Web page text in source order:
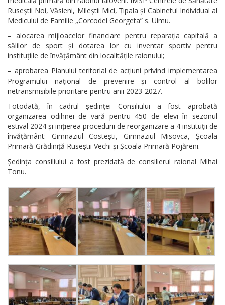
Ruseștii Noi, Văsieni, Mileștii Mici, Țipala și Cabinetul Individual al
Medicului de Familie „Corcodel Georgeta” s. Ulmu.
– alocarea mijloacelor financiare pentru reparația capitală a
sălilor de sport și dotarea lor cu inventar sportiv pentru
instituțiile de învățământ din localitățile raionului;
– aprobarea Planului teritorial de acțiuni privind implementarea
Programului național de prevenire și control al bolilor
netransmisibile prioritare pentru anii 2023-2027.
Totodată, în cadrul ședinței Consiliului a fost aprobată
organizarea odihnei de vară pentru 450 de elevi în sezonul
estival 2024 și inițierea procedurii de reorganizare a 4 instituții de
învățământ: Gimnaziul Costești, Gimnaziul Misovca, Școala
Primară-Grădiniță Ruseștii Vechi și Școala Primară Pojăreni.
Ședința consiliului a fost prezidată de consilierul raional Mihai
Tonu.